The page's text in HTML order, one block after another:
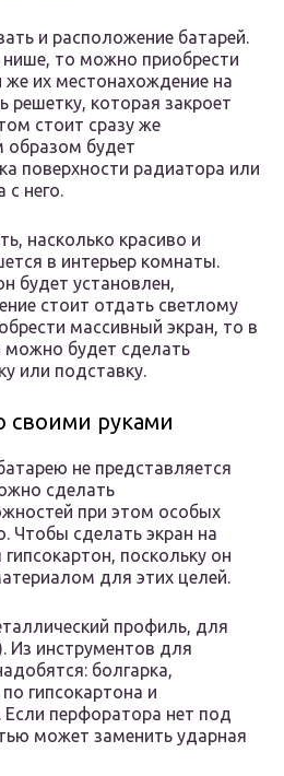
и расположение батарей.
нише, то можно приобрести
их местонахождение на
решетку, которая закроет
стоит сразу же
образом будет
поверхности радиатора или
с него.
насколько красиво и
в интерьер комнаты.
будет установлен,
стоит отдать светлому
массивный экран, то в
будет сделать
или подставку.
своими руками
не представляется
сделать
при этом особых
Чтобы сделать экран на
поскольку он
для этих целей.
профиль, для
Из инструментов для
болгарка,
гипсокартона и
перфоратора нет под
может заменить ударная